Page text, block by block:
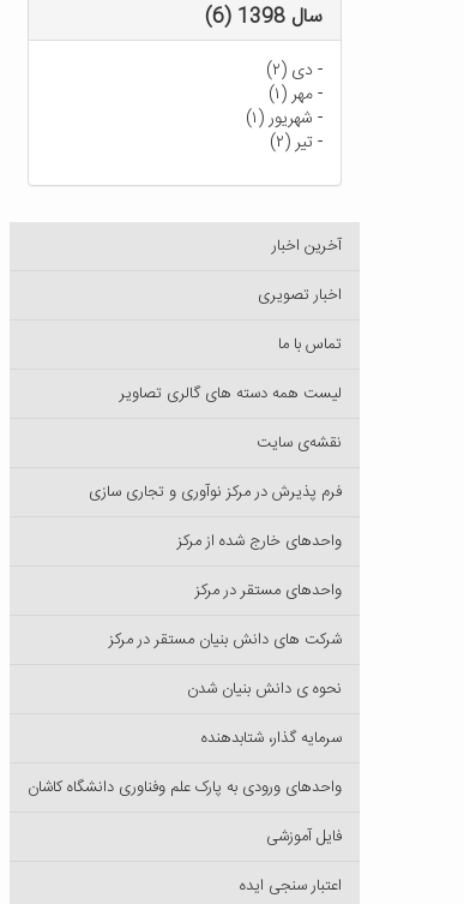
سال 1398 (6)
- دی (۲)
-مهر (۱)
- شهریور (۱)
-تیر (۲)
آخرین اخبار
اخبار تصویری
تماس با ما
لیست همه دسته های گالری تصاویر
نقشه‌ی سایت
فرم پذیرش در مرکز نوآوری و تجاری سازی
واحدهای خارج شده از مرکز
واحدهای مستقر در مرکز
شرکت های دانش بنیان مستقر در مرکز
نحوه ی دانش بنیان شدن
سرمایه گذار، شتابدهنده
واحدهای ورودی به پارک علم وفناوری دانشگاه کاشان
فایل آموزشی
اعتبار سنجی ایده